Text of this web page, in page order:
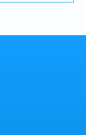
開發職位無發放